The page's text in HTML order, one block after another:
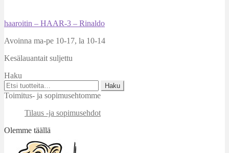
Artikkelien
selaus
Edellinen
haaroitin – HAAR-3 – Rinaldo
Avoinna ma-pe 10-17, la 10-14
Kesälauantait suljettu
Haku
Etsi:
Haku
Toimitus- ja sopimusehtomme
Tilaus -ja sopimusehdot
Olemme täällä